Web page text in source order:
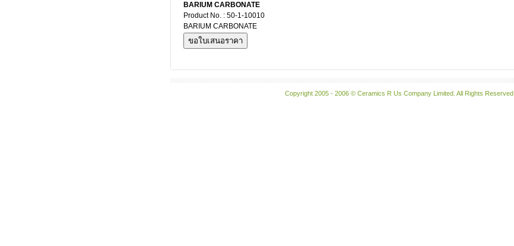
BARIUM CARBONATE
Product No. : 50-1-10010
BARIUM CARBONATE
Copyright 2005 - 2006 © Ceramics R Us Company Limited. All Rights Reserved.